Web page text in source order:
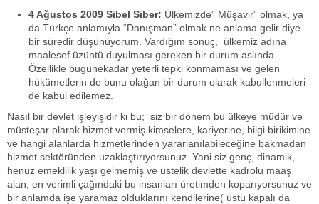
4 Ağustos 2009 Sibel Siber: Ülkemizde” Müşavir” olmak, ya
da Türkçe anlamıyla “Danışman” olmak ne anlama gelir diye
bir süredir düşünüyorum. Vardığım sonuç, ülkemiz adına
maalesef üzüntü duyulması gereken bir durum aslında.
Özellikle bugünekadar yeterli tepki konmaması ve gelen
hükümetlerin de bunu olağan bir durum olarak kabullenmeleri
de kabul edilemez.
Nasıl bir devlet işleyişidir ki bu; siz bir dönem bu ülkeye müdür ve
müsteşar olarak hizmet vermiş kimselere, kariyerine, bilgi birikimine
ve hangi alanlarda hizmetlerinden yararlanılabileceğine bakmadan
hizmet sektöründen uzaklaştırıyorsunuz. Yani siz genç, dinamik,
henüz emeklilik yaşı gelmemiş ve üstelik devlette kadrolu maaş
alan, en verimli çağındaki bu insanları üretimden koparıyorsunuz ve
bir anlamda işe yaramaz olduklarını kendilerine( üstü kapalı da